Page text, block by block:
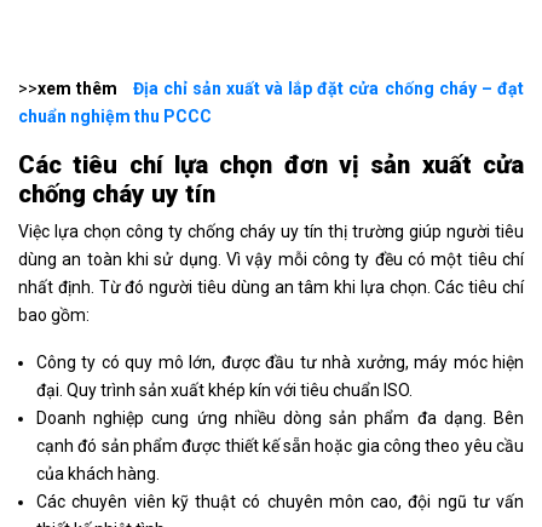
>>xem thêm
Địa chỉ sản xuất và lắp đặt cửa chống cháy – đạt
chuẩn nghiệm thu PCCC
Các tiêu chí lựa chọn đơn vị sản xuất cửa
chống cháy uy tín
Việc lựa chọn công ty chống cháy uy tín thị trường giúp người tiêu
dùng an toàn khi sử dụng. Vì vậy mỗi công ty đều có một tiêu chí
nhất định. Từ đó người tiêu dùng an tâm khi lựa chọn. Các tiêu chí
bao gồm:
Công ty có quy mô lớn, được đầu tư nhà xưởng, máy móc hiện
đại. Quy trình sản xuất khép kín với tiêu chuẩn ISO.
Doanh nghiệp cung ứng nhiều dòng sản phẩm đa dạng. Bên
cạnh đó sản phẩm được thiết kế sẵn hoặc gia công theo yêu cầu
của khách hàng.
Các chuyên viên kỹ thuật có chuyên môn cao, đội ngũ tư vấn